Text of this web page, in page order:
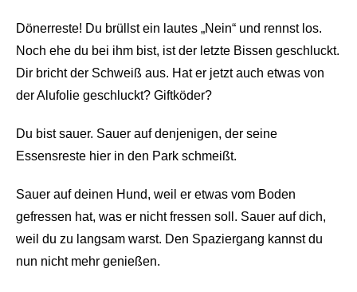
Dönerreste! Du brüllst ein lautes „Nein“ und rennst los.
Noch ehe du bei ihm bist, ist der letzte Bissen geschluckt.
Dir bricht der Schweiß aus. Hat er jetzt auch etwas von
der Alufolie geschluckt? Giftköder?
Du bist sauer. Sauer auf denjenigen, der seine
Essensreste hier in den Park schmeißt.
Sauer auf deinen Hund, weil er etwas vom Boden
gefressen hat, was er nicht fressen soll. Sauer auf dich,
weil du zu langsam warst. Den Spaziergang kannst du
nun nicht mehr genießen.